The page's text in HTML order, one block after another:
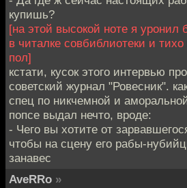
купишь?
[на этой высокой ноте я уронил
в читалке совбиблиотеки и
пол]
кстати, кусок этого интервью
советский журнал "Ровесник".
спец по никчемной и
попсе выдал нечто, вроде:
- Чего вы хотите от
чтобы на сцену его рабы-
занавес
AveRRo »